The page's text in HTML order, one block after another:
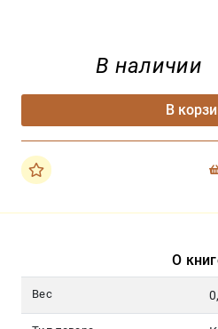
В наличии
В
О
Вес